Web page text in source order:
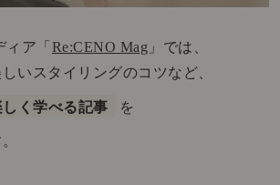
ア「 Re:CENO Mag 」では、
いスタイリングのコツなど、
く学べる記事 を